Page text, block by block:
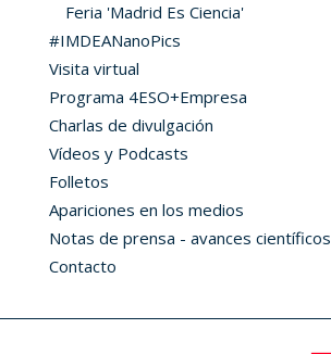
Feria 'Madrid Es Ciencia'
#IMDEANanoPics
Visita virtual
Programa 4ESO+Empresa
Charlas de divulgación
Vídeos y Podcasts
Folletos
Apariciones en los medios
Notas de prensa - avances científicos
Contacto